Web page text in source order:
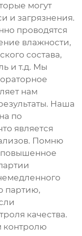
могут
и загрязнения.
проводятся
влажности,
состава,
и т.д. Мы
нам
Наша
по
является
Помню
повышенное
партию,
качества.
контролю